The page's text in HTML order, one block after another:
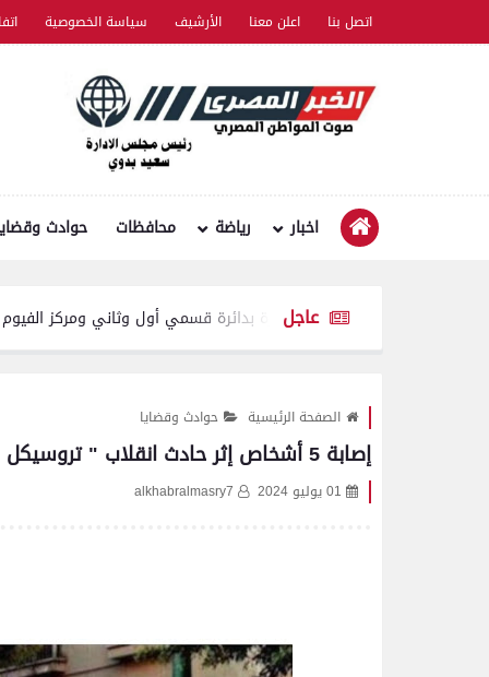
اتصل بنا اعلن معنا الأرشيف سياسة الخصوصية
اخبار رياضة محافظات حوادث
عاجل
حملة أمنية مكبرة بدائرة قسمي أول وثاني ومركز الفيوم لضبط
الصفحة الرئيسية حوادث وقضايا
إصابة 5 أشخاص إثر حادث انقلاب " تروسيكل "بالفيوم
01 يوليو 2024 alkhabralmasry7